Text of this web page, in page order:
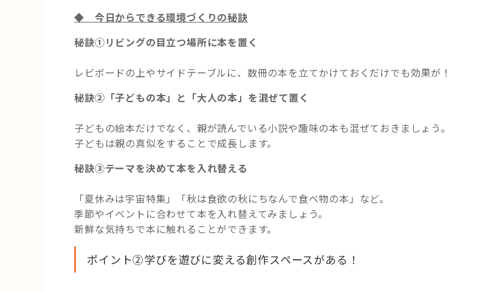
◆ 今日からできる環境づくりの秘訣
秘訣①リビングの目立つ場所に本を置く
レビボードの上やサイドテーブルに、数冊の本を立てかけておくだけでも効果が！
秘訣②「子どもの本」と「大人の本」を混ぜて置く
子どもの絵本だけでなく、親が読んでいる小説や趣味の本も混ぜておきましょう。
子どもは親の真似をすることで成長します。
秘訣③テーマを決めて本を入れ替える
「夏休みは宇宙特集」「秋は食欲の秋にちなんで食べ物の本」など。
季節やイベントに合わせて本を入れ替えてみましょう。
新鮮な気持ちで本に触れることができます。
ポイント②学びを遊びに変える創作スペースがある！